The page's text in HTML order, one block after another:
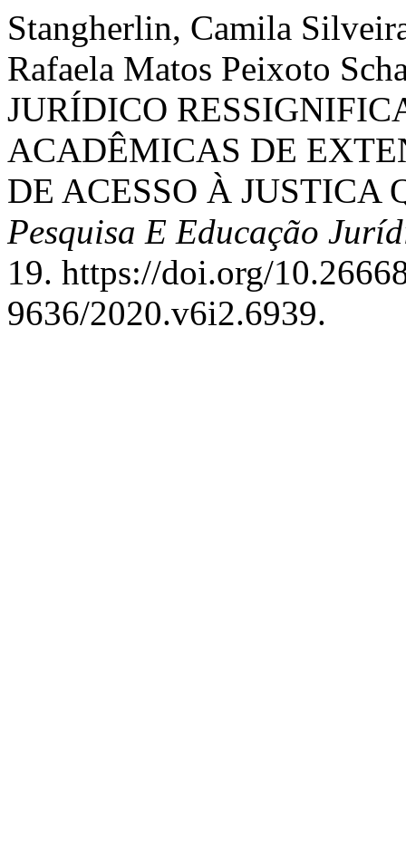
Stangherlin, Camila
Rafaela Matos Peixoto
JURÍDICO
ACADÊMICAS DE
DE ACESSO À
Pesquisa E Educação
19. https://doi.org/
9636/2020.v6i2.6939.